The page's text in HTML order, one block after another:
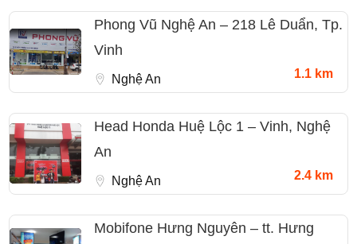
Phong Vũ Nghệ An – 218 Lê Duẩn, Tp.
Vinh
Nghệ An 1.1 km
Head Honda Huệ Lộc 1 – Vinh, Nghệ
An
Nghệ An 2.4 km
Mobifone Hưng Nguyên – tt. Hưng